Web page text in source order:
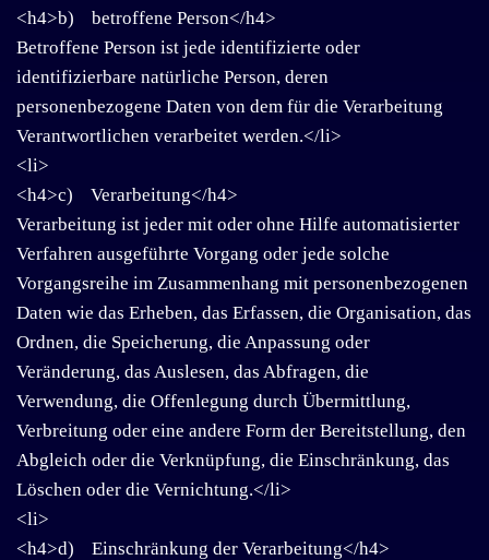
<h4>b) betroffene Person</h4>
Betroffene Person ist jede identifizierte oder
identifizierbare natürliche Person, deren
personenbezogene Daten von dem für die Verarbeitung
Verantwortlichen verarbeitet werden.</li>
<li>
<h4>c) Verarbeitung</h4>
Verarbeitung ist jeder mit oder ohne Hilfe automatisierter
Verfahren ausgeführte Vorgang oder jede solche
Vorgangsreihe im Zusammenhang mit personenbezogenen
Daten wie das Erheben, das Erfassen, die Organisation, das
Ordnen, die Speicherung, die Anpassung oder
Veränderung, das Auslesen, das Abfragen, die
Verwendung, die Offenlegung durch Übermittlung,
Verbreitung oder eine andere Form der Bereitstellung, den
Abgleich oder die Verknüpfung, die Einschränkung, das
Löschen oder die Vernichtung.</li>
<li>
<h4>d) Einschränkung der Verarbeitung</h4>